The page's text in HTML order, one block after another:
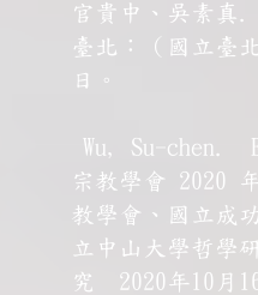
官貴中、吳素真
臺北：（國立臺
日。
Wu, Su-chen.
宗教學會 2020
教學會、國立成
立中山大學哲學
究 2020年10月